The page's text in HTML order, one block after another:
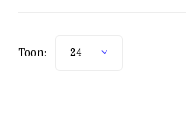
Toon: 24